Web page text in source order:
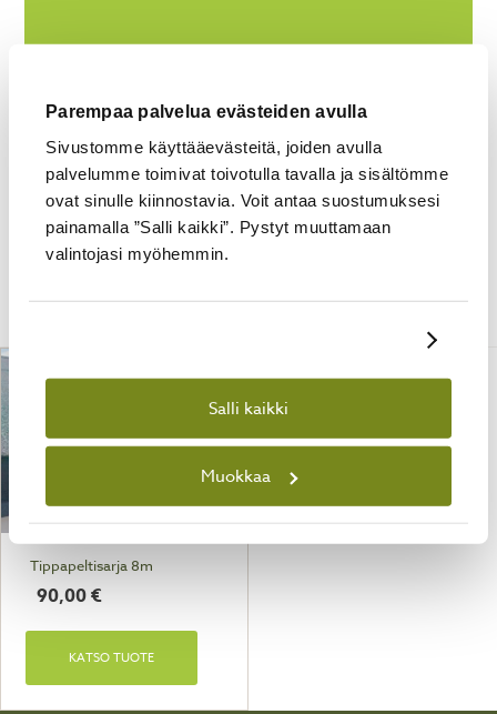
Parempaa palvelua evästeiden avulla
Sivustomme käyttääevästeitä, joiden avulla
palvelumme toimivat toivotulla tavalla ja sisältömme
ovat sinulle kiinnostavia. Voit antaa suostumuksesi
painamalla ”Salli kaikki”. Pystyt muuttamaan
valintojasi myöhemmin.
Salli kaikki
Muokkaa
LISÄTIEDOT
Tuotetunnus (SKU)
8810
Tutustu myös
Tippapeltisarja 8m
90,00€
KATSO TUOTE